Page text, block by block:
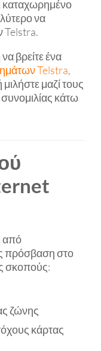
καταχωρημένο
να
Telstra.
βρείτε ένα
Telstra,
μιλήστε μαζί τους
κάτω
από
πρόσβαση στο
σκοπούς:
ζώνης
κάρτας